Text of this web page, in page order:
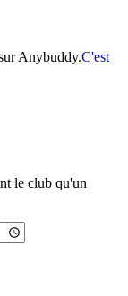
Anybuddy.C'est
le club qu'un